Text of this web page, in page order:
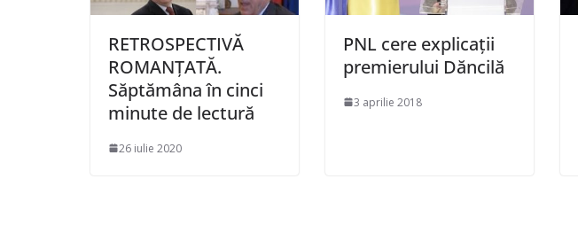
RETROSPECTIVĂ
ROMANȚATĂ.
Săptămâna în cinci
minute de lectură
26 iulie 2020
PNL cere explicații
premierului Dăncilă
3 aprilie 2018